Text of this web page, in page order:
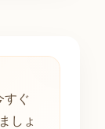
すぐ
しょ